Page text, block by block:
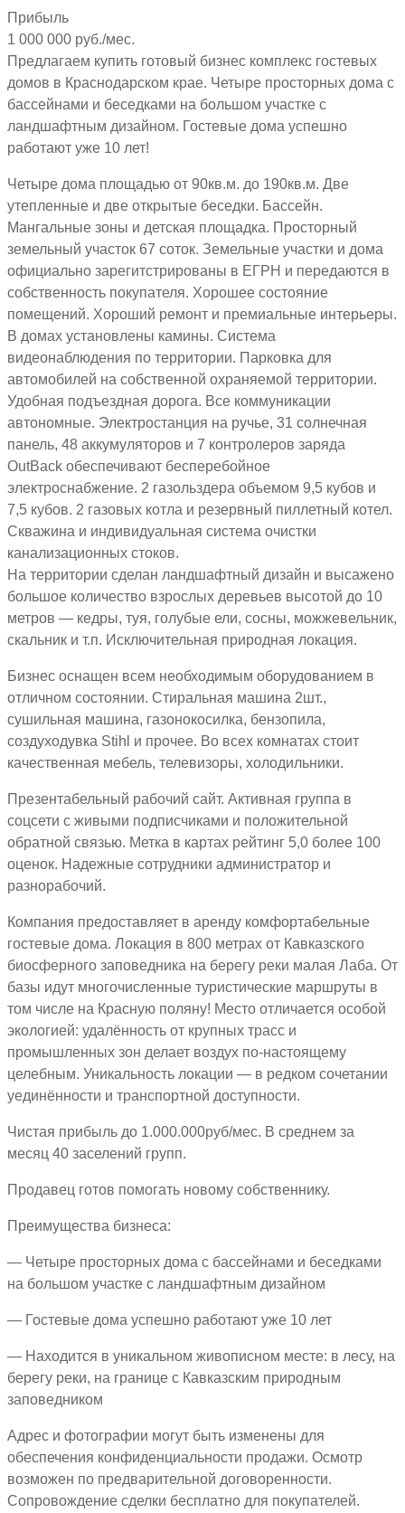
Прибыль
1 000 000 руб./мес.
Предлагаем купить готовый бизнес комплекс гостевых
домов в Краснодарском крае. Четыре просторных дома с
бассейнами и беседками на большом участке с
ландшафтным дизайном. Гостевые дома успешно
работают уже 10 лет!
Четыре дома площадью от 90кв.м. до 190кв.м. Две
утепленные и две открытые беседки. Бассейн.
Мангальные зоны и детская площадка. Просторный
земельный участок 67 соток. Земельные участки и дома
официально зарегитстрированы в ЕГРН и передаются в
собственность покупателя. Хорошее состояние
помещений. Хороший ремонт и премиальные интерьеры.
В домах установлены камины. Система
видеонаблюдения по территории. Парковка для
автомобилей на собственной охраняемой территории.
Удобная подъездная дорога. Все коммуникации
автономные. Электростанция на ручье, 31 солнечная
панель, 48 аккумуляторов и 7 контролеров заряда
OutBack обеспечивают бесперебойное
электроснабжение. 2 газольздера объемом 9,5 кубов и
7,5 кубов. 2 газовых котла и резервный пиллетный котел.
Скважина и индивидуальная система очистки
канализационных стоков.
На территории сделан ландшафтный дизайн и высажено
большое количество взрослых деревьев высотой до 10
метров — кедры, туя, голубые ели, сосны, можжевельник,
скальник и т.п. Исключительная природная локация.
Бизнес оснащен всем необходимым оборудованием в
отличном состоянии. Стиральная машина 2шт.,
сушильная машина, газонокосилка, бензопила,
создуходувка Stihl и прочее. Во всех комнатах стоит
качественная мебель, телевизоры, холодильники.
Презентабельный рабочий сайт. Активная группа в
соцсети с живыми подписчиками и положительной
обратной связью. Метка в картах рейтинг 5,0 более 100
оценок. Надежные сотрудники администратор и
разнорабочий.
Компания предоставляет в аренду комфортабельные
гостевые дома. Локация в 800 метрах от Кавказского
биосферного заповедника на берегу реки малая Лаба. От
базы идут многочисленные туристические маршруты в
том числе на Красную поляну! Место отличается особой
экологией: удалённость от крупных трасс и
промышленных зон делает воздух по-настоящему
целебным. Уникальность локации — в редком сочетании
уединённости и транспортной доступности.
Чистая прибыль до 1.000.000руб/мес. В среднем за
месяц 40 заселений групп.
Продавец готов помогать новому собственнику.
Преимущества бизнеса:
— Четыре просторных дома с бассейнами и беседками
на большом участке с ландшафтным дизайном
— Гостевые дома успешно работают уже 10 лет
— Находится в уникальном живописном месте: в лесу, на
берегу реки, на границе с Кавказским природным
заповедником
Адрес и фотографии могут быть изменены для
обеспечения конфиденциальности продажи. Осмотр
возможен по предварительной договоренности.
Сопровождение сделки бесплатно для покупателей.